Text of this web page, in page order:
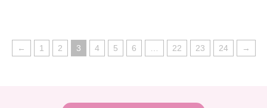
← 1 2 3 4 5 6 22 23 24 →